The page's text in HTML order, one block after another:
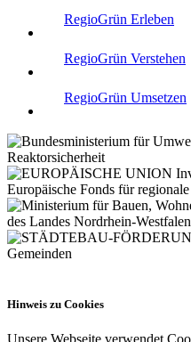
RegioGrün Erleben
RegioGrün Verstehen
RegioGrün Umsetzen
Hinweis zu Cookies